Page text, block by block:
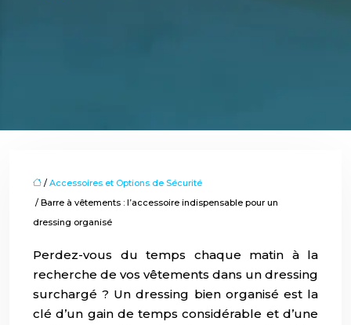
/ Accessoires et Options de Sécurité
/ Barre à vêtements : l’accessoire indispensable pour un
dressing organisé
Perdez-vous du temps chaque matin à la
recherche de vos vêtements dans un dressing
surchargé ? Un dressing bien organisé est la
clé d’un gain de temps considérable et d’une